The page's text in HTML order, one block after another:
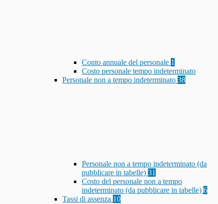
Conto annuale del personale 1
Costo personale tempo indeterminato
Personale non a tempo indeterminato 38
Personale non a tempo indeterminato (da
pubblicare in tabelle) 31
Costo del personale non a tempo
indeterminato (da pubblicare in tabelle) 6
Tassi di assenza 10